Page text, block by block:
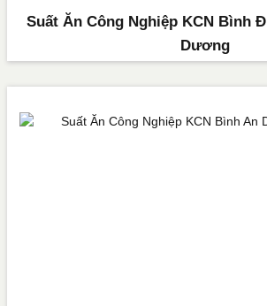
Suất Ăn Công Nghiệp KCN Bình
Dương